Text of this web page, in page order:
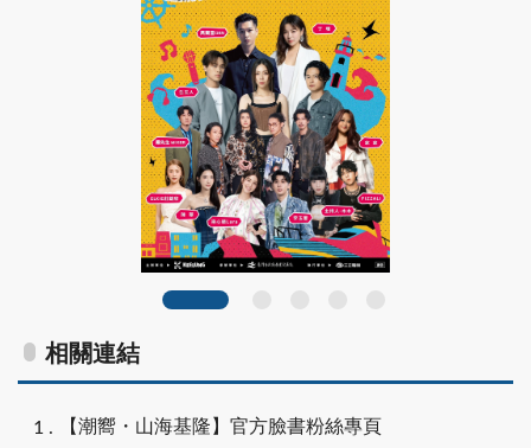
S__109682718
相關連結
【潮嚮・山海基隆】官方臉書粉絲專頁